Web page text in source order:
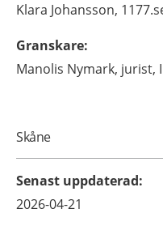
Klara Johansson,
Granskare:
Manolis Nymark, jurist,
Skåne
Senast uppdaterad:
2026-04-21